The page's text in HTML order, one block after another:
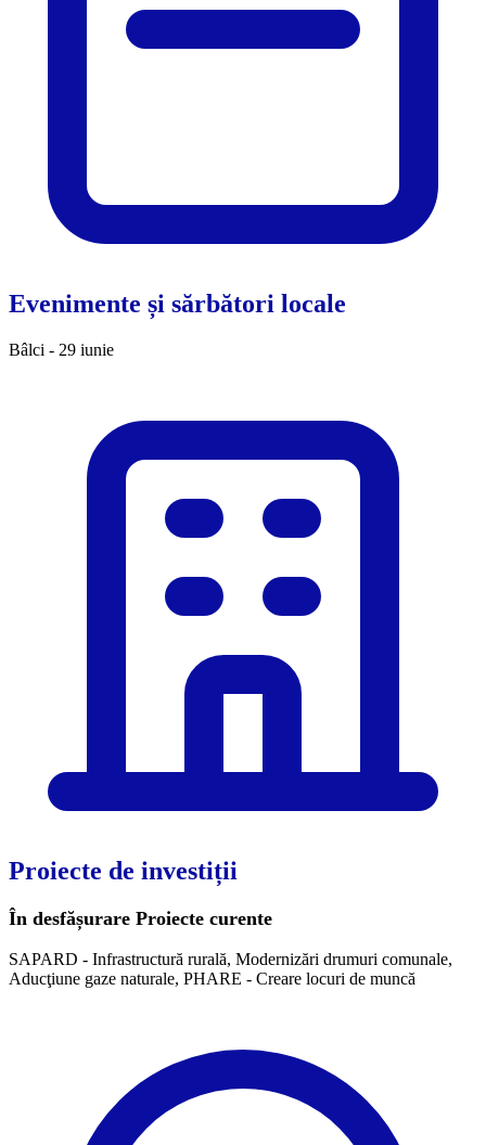
Evenimente și sărbători locale
Bâlci - 29 iunie
Proiecte de investiții
În desfășurare Proiecte curente
SAPARD - Infrastructură rurală, Modernizări drumuri comunale,
Aducţiune gaze naturale, PHARE - Creare locuri de muncă